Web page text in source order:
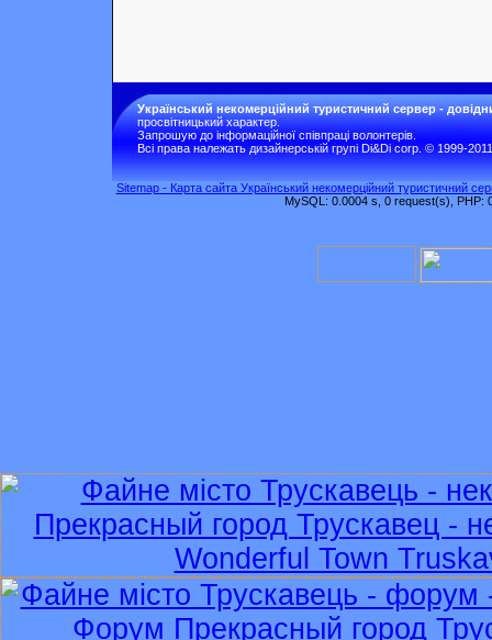
Український некомерційний туристичний сервер -
просвітницький характер.
Запрошую до інформаційної співпраці волонтерів.
Всі права належать дизайнерській групі Di&Di corp. © 1999-2011
Sitemap - Карта сайта Український некомерційний туристичний
MySQL: 0.0004 s, 0 request(s), PHP: